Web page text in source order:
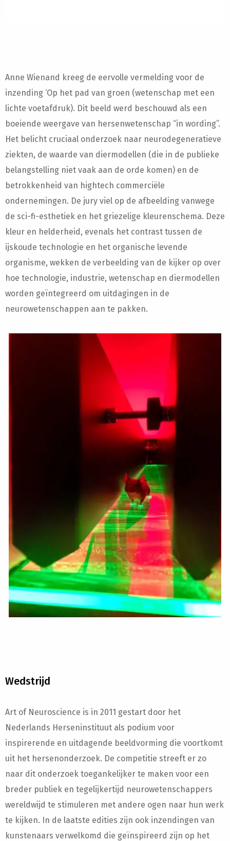
Anne Wienand kreeg de eervolle vermelding voor de
inzending ‘Op het pad van groen (wetenschap met een
lichte voetafdruk). Dit beeld werd beschouwd als een
boeiende weergave van hersenwetenschap “in wording”.
Het belicht cruciaal onderzoek naar neurodegeneratieve
ziekten, de waarde van diermodellen (die in de publieke
belangstelling niet vaak aan de orde komen) en de
betrokkenheid van hightech commerciële
ondernemingen. De jury viel op de afbeelding vanwege
de sci-fi-esthetiek en het griezelige kleurenschema. Deze
kleur en helderheid, evenals het contrast tussen de
ijskoude technologie en het organische levende
organisme, wekken de verbeelding van de kijker op over
hoe technologie, industrie, wetenschap en diermodellen
worden geïntegreerd om uitdagingen in de
neurowetenschappen aan te pakken.
Wedstrijd
Art of Neuroscience is in 2011 gestart door het
Nederlands Herseninstituut als podium voor
inspirerende en uitdagende beeldvorming die voortkomt
uit het hersenonderzoek. De competitie streeft er zo
naar dit onderzoek toegankelijker te maken voor een
breder publiek en tegelijkertijd neurowetenschappers
wereldwijd te stimuleren met andere ogen naar hun werk
te kijken. In de laatste edities zijn ook inzendingen van
kunstenaars verwelkomd die geïnspireerd zijn op het